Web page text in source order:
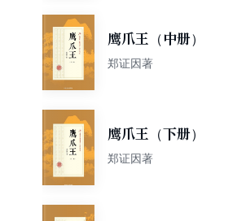
鹰爪王（中册）
郑证因著
鹰爪王（下册）
郑证因著